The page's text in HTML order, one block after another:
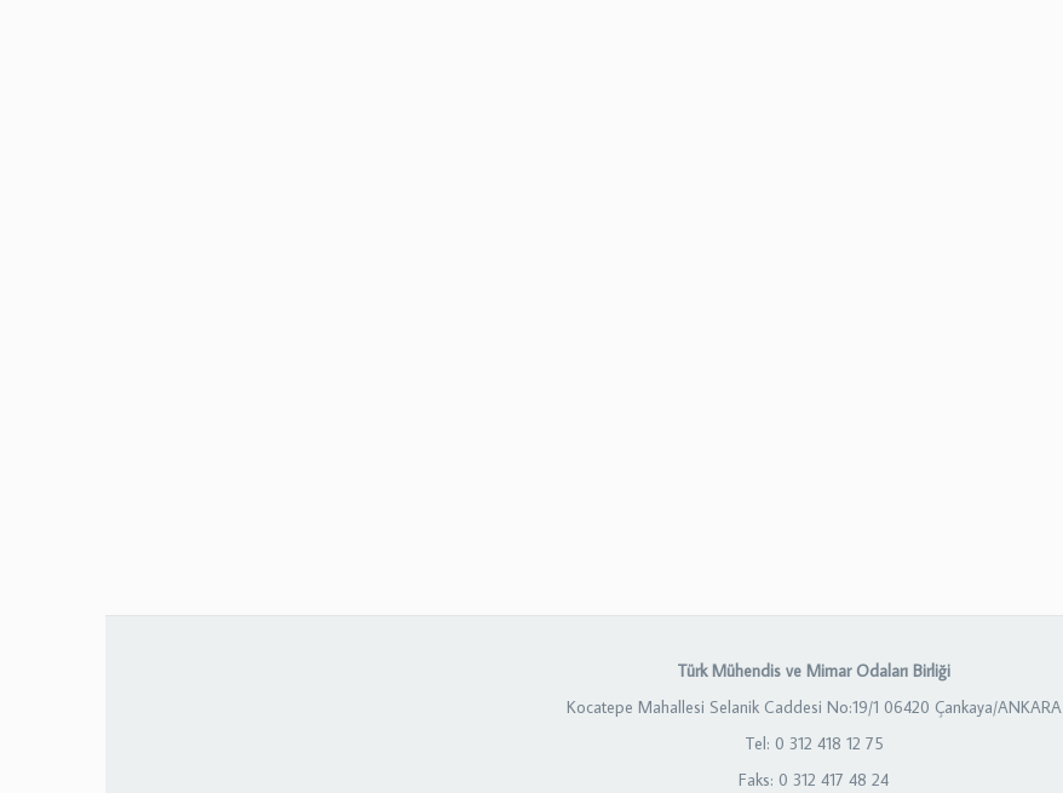
Türk Mühendis ve Mimar Odaları Birliği
Kocatepe Mahallesi Selanik Caddesi No:19/1 06420 Çankaya/ANKARA
Tel: 0 312 418 12 75
Faks: 0 312 417 48 24